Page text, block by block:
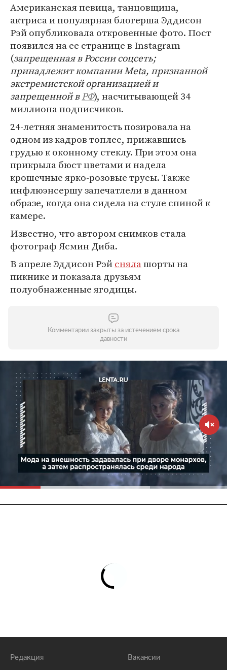
Американская певица, танцовщица,
актриса и популярная блогерша Эддисон
Рэй опубликовала откровенные фото. Пост
появился на ее странице в Instagram
(запрещенная в России соцсеть;
принадлежит компании Meta, признанной
экстремистской организацией и
запрещенной вРФ), насчитывающей 34
миллиона подписчиков.
24-летняя знаменитость позировала на
одном из кадров топлес, прижавшись
грудью к оконному стеклу. При этом она
прикрыла бюст цветами и надела
крошечные ярко-розовые трусы. Также
инфлюэнсершу запечатлели в данном
образе, когда она сидела на стуле спиной к
камере.
Известно, что автором снимков стала
фотограф Ясмин Диба.
В апреле Эддисон Рэйснялашорты на
пикнике и показала друзьям
полуобнаженные ягодицы.
Комментарии закрыты за истечением срока
давности
Редакция Вакансии